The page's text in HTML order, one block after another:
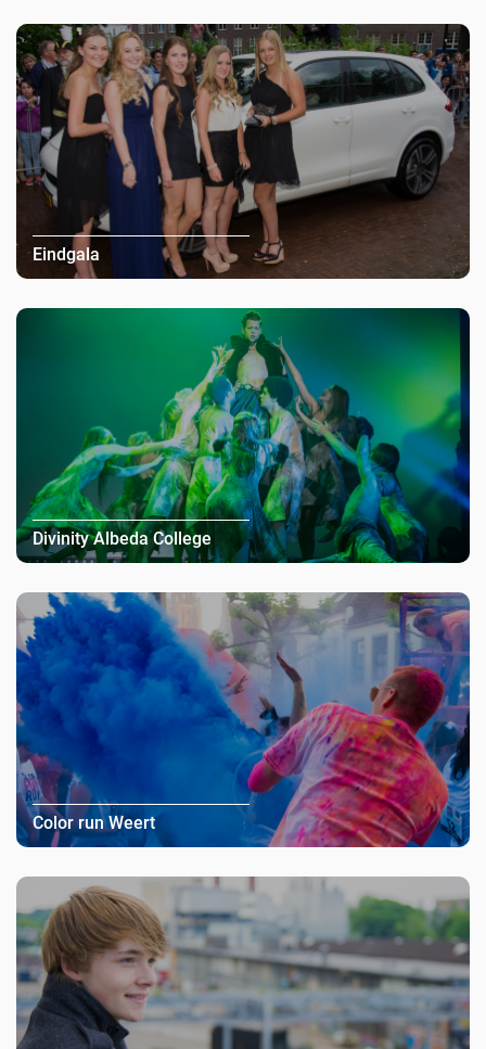
Eindgala
Divinity Albeda College
Color run Weert